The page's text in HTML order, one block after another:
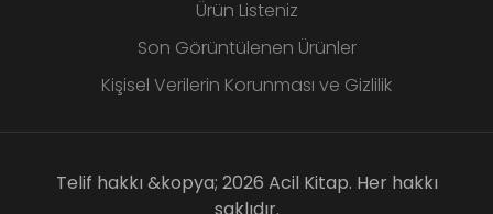
Ürün Listeniz
Son Görüntülenen Ürünler
Kişisel Verilerin Korunması ve Gizlilik
Telif hakkı &kopya; 2026 Acil Kitap. Her hakkı